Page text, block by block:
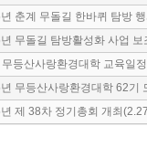
춘계 무돌길 한바퀴 탐방
무돌길 탐방활성화 사업 보
등산사랑환경대학 교육일
무등산사랑환경대학 62기
제 38차 정기총회 개최